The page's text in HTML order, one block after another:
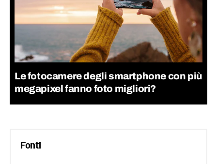
Le fotocamere degli smartphone con più
megapixel fanno foto migliori?
Fonti